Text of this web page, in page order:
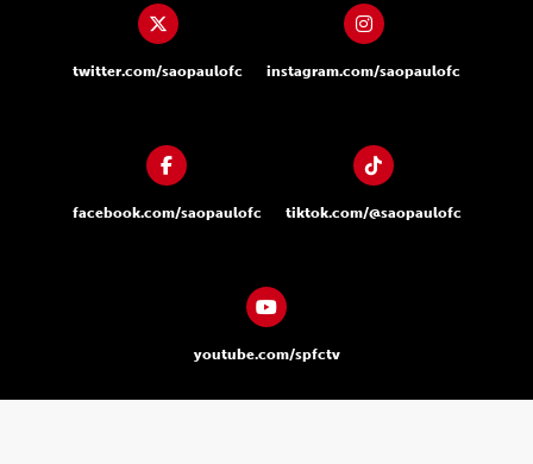
twitter.com/saopaulofc instagram.com/saopaulofc
facebook.com/saopaulofc tiktok.com/@saopaulofc
youtube.com/spfctv